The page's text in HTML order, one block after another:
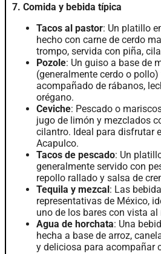
7. Comida y bebida típica
Tacos al pastor: Un platillo
hecho con carne de cerdo
trompo, servida con piña,
Pozole: Un guiso a base de
(generalmente cerdo o pollo)
acompañado de rábanos,
orégano.
Ceviche: Pescado o
jugo de limón y mezclados
cilantro. Ideal para disfrutar
Acapulco.
Tacos de pescado: Un
generalmente servido con
repollo rallado y salsa de
Tequila y mezcal : Las
representativas de México,
uno de los bares con vista al
Agua de horchata: Una
hecha a base de arroz,
y deliciosa para acompañar